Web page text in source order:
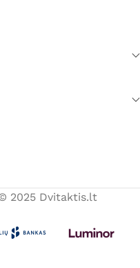
2025 Dvitaktis.lt